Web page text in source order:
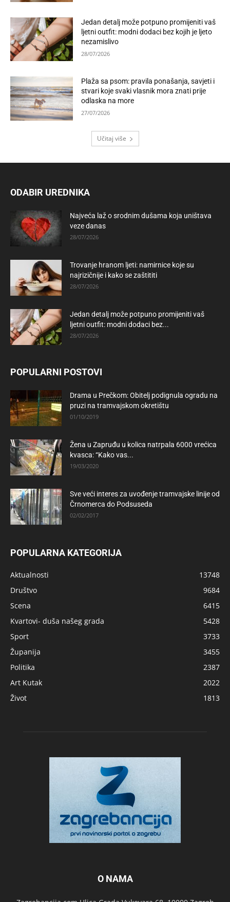
Jedan detalj može potpuno promijeniti vaš
ljetni outfit: modni dodaci bez kojih je ljeto
nezamislivo
28/07/2026
Plaža sa psom: pravila ponašanja, savjeti i
stvari koje svaki vlasnik mora znati prije
odlaska na more
27/07/2026
Učitaj više
ODABIR UREDNIKA
Najveća laž o srodnim dušama koja uništava
veze danas
28/07/2026
Trovanje hranom ljeti: namirnice koje su
najrizičnije i kako se zaštititi
28/07/2026
Jedan detalj može potpuno promijeniti vaš
ljetni outfit: modni dodaci bez...
28/07/2026
POPULARNI POSTOVI
Drama u Prečkom: Obitelj podignula ogradu na
pruzi na tramvajskom okretištu
01/10/2019
Žena u Zapruđu u kolica natrpala 6000 vrećica
kvasca: “Kako vas...
19/03/2020
Sve veći interes za uvođenje tramvajske linije od
Črnomerca do Podsuseda
02/02/2017
POPULARNA KATEGORIJA
Aktualnosti
13748
Društvo
9684
Scena
6415
Kvartovi- duša našeg grada
5428
Sport
3733
Županija
3455
Politika
2387
Art Kutak
2022
Život
1813
O NAMA